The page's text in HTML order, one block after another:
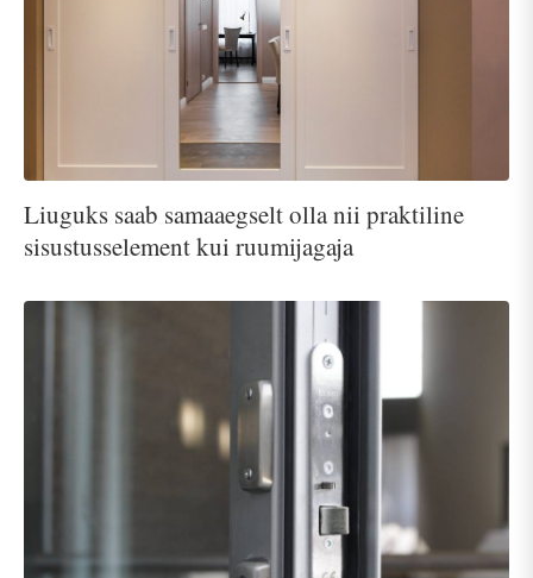
Liuguks saab samaaegselt olla nii praktiline
sisustusselement kui ruumijagaja